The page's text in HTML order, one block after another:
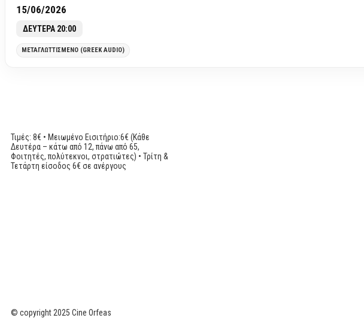
15/06/2026
ΔΕΥΤΕΡΑ 20:00
ΜΕΤΑΓΛΩΤΤΙΣΜΕΝΟ (GREEK AUDIO)
Τιμές: 8€ • Μειωμένο Εισιτήριο:6€ (Κάθε
Δευτέρα – κάτω από 12, πάνω από 65,
Φοιτητές, πολύτεκνοι, στρατιώτες) • Τρίτη &
Τετάρτη είσοδος 6€ σε ανέργους
© copyright 2025 Cine Orfeas